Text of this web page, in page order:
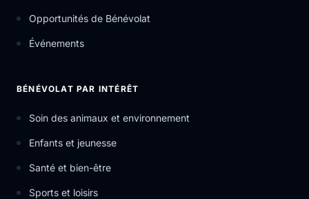
Opportunités de Bénévolat
Événements
BÉNÉVOLAT PAR INTÉRÊT
Soin des animaux et environnement
Enfants et jeunesse
Santé et bien-être
Sports et loisirs